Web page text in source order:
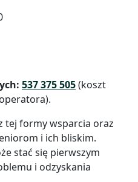
537 375 505(koszt
tej formy wsparcia oraz
i ich bliskim.
stać się pierwszym
i odzyskania